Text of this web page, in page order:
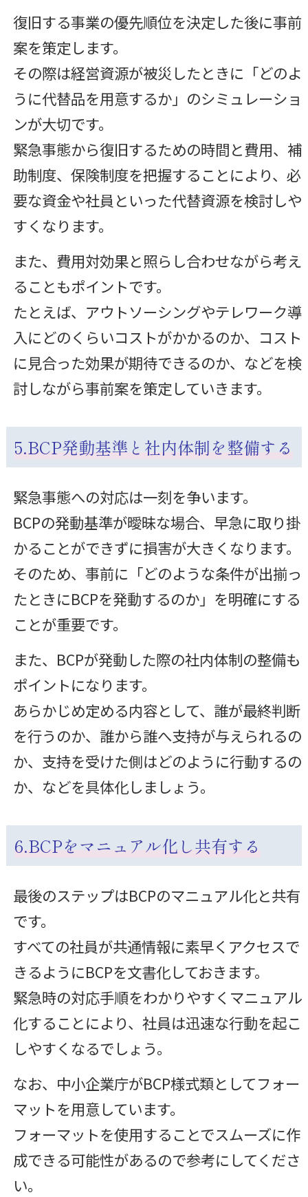
復旧する事業の優先順位を決定した後に事前
案を策定します。
その際は経営資源が被災したときに「どのよ
うに代替品を用意するか」のシミュレーショ
ンが大切です。
緊急事態から復旧するための時間と費用、補
助制度、保険制度を把握することにより、必
要な資金や社員といった代替資源を検討しや
すくなります。
また、費用対効果と照らし合わせながら考え
ることもポイントです。
たとえば、アウトソーシングやテレワーク導
入にどのくらいコストがかかるのか、コスト
に見合った効果が期待できるのか、などを検
討しながら事前案を策定していきます。
5.BCP発動基準と社内体制を整備する
緊急事態への対応は一刻を争います。
BCPの発動基準が曖昧な場合、早急に取り掛
かることができずに損害が大きくなります。
そのため、事前に「どのような条件が出揃っ
たときにBCPを発動するのか」を明確にする
ことが重要です。
また、BCPが発動した際の社内体制の整備も
ポイントになります。
あらかじめ定める内容として、誰が最終判断
を行うのか、誰から誰へ支持が与えられるの
か、支持を受けた側はどのように行動するの
か、などを具体化しましょう。
6.BCPをマニュアル化し共有する
最後のステップはBCPのマニュアル化と共有
です。
すべての社員が共通情報に素早くアクセスで
きるようにBCPを文書化しておきます。
緊急時の対応手順をわかりやすくマニュアル
化することにより、社員は迅速な行動を起こ
しやすくなるでしょう。
なお、中小企業庁がBCP様式類としてフォー
マットを用意しています。
フォーマットを使用することでスムーズに作
成できる可能性があるので参考にしてくださ
い。